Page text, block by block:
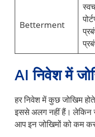
Betterment
AI निवेश में
हर निवेश में कुछ जोखिम
इससे अलग नहीं हैं। लेकिन
आप इन जोखिमों को कम